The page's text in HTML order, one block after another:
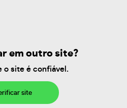
em outro site?
o site é confiável.
site